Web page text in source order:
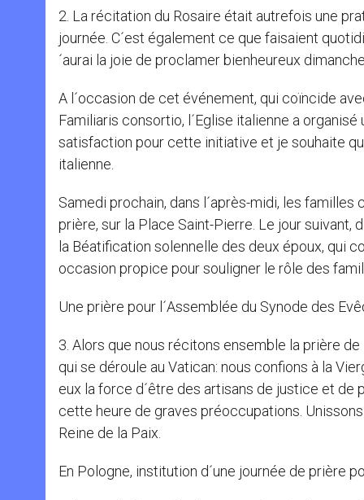
2. La récitation du Rosaire était autrefois une
journée. C´est également ce que faisaient
´aurai la joie de proclamer bienheureux
A l´occasion de cet événement, qui coïncide
Familiaris consortio, l´Eglise italienne a
satisfaction pour cette initiative et je souhaite
italienne.
Samedi prochain, dans l´après-midi, les
prière, sur la Place Saint-Pierre. Le jour suivant,
la Béatification solennelle des deux époux, qui
occasion propice pour souligner le rôle des
Une prière pour l´Assemblée du Synode des
3. Alors que nous récitons ensemble la prière
qui se déroule au Vatican: nous confions à la
eux la force d´être des artisans de justice et de
cette heure de graves préoccupations.
Reine de la Paix.
En Pologne, institution d´une journée de prière